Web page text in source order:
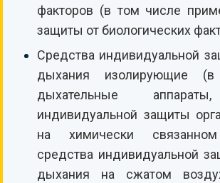
факторов (в том числе
защиты от биологических
Средства индивидуальной
дыхания изолирующие
дыхательные
индивидуальной защиты
на химически
средства индивидуальной
дыхания на сжатом